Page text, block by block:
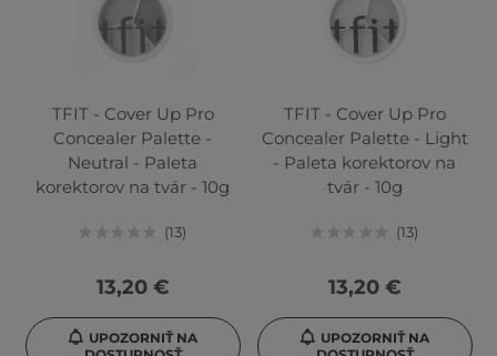
TFIT - Cover Up Pro
Concealer Palette -
Neutral - Paleta
korektorov na tvár - 10g
13
13,20 €
UPOZORNIŤ NA
TFIT - Cover Up Pro
Concealer Palette - Light
- Paleta korektorov na
tvár - 10g
13
13,20 €
UPOZORNIŤ NA